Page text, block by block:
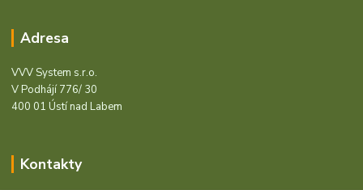
Adresa
VVV System s.r.o.
V Podhájí 776/ 30
400 01 Ústí nad Labem
Kontakty